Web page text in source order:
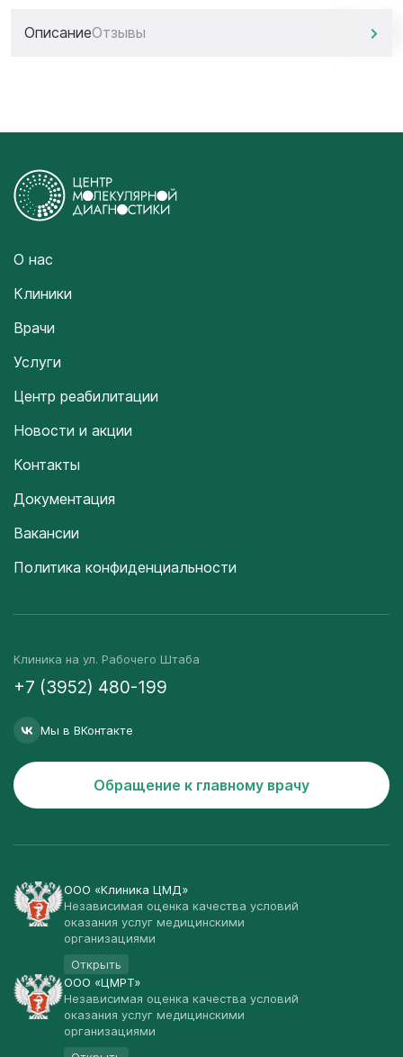
ОписаниеОтзывы
О нас
Клиники
Врачи
Услуги
Центр реабилитации
Новости и акции
Контакты
Документация
Вакансии
Политика конфиденциальности
Клиника на ул. Рабочего Штаба
+7 (3952) 480-199
Мы в ВКонтакте
Обращение к главному врачу
ООО «Клиника ЦМД»
Независимая оценка качества условий
оказания услуг медицинскими
организациями
Открыть
ООО «ЦМРТ»
Независимая оценка качества условий
оказания услуг медицинскими
организациями